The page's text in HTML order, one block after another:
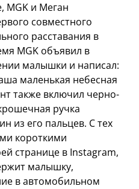
MGK и Меган
совместного
расставания в
MGK объявил в
малышки и написал:
маленькая небесная
также включил черно-
ручка
из его пальцев. С тех
короткими
странице в Instagram,
малышку,
в автомобильном